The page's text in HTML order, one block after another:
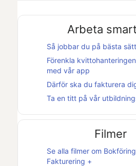
Arbeta
Så jobbar du på bästa sätt
Förenkla
med vår app
Därför ska du fakturera
Ta en titt på vår
Filmer
Se alla filmer om
Fakturering +